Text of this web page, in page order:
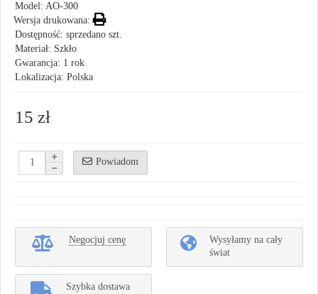
Model: AO-300
Wersja drukowana:
Dostępność: sprzedano szt.
Materiał: Szkło
Gwarancja: 1 rok
Lokalizacja: Polska
15 zł
Powiadom
Negocjuj cenę
Wysyłamy na cały
świat
Szybka dostawa